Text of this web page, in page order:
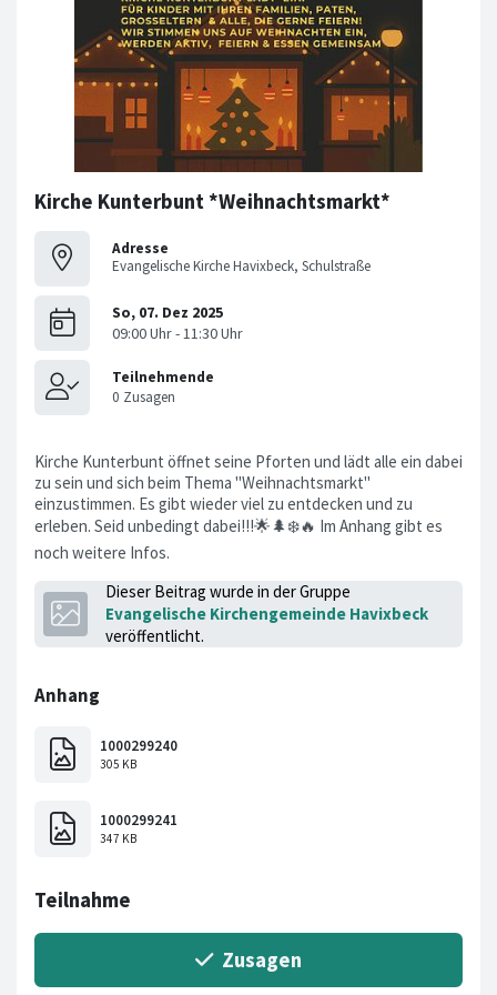
Kirche Kunterbunt *Weihnachtsmarkt*
Adresse
Evangelische Kirche Havixbeck, Schulstraße
Kirche Kunterbunt öffnet seine Pforten und lädt alle ein dabei
zu sein und sich beim Thema "Weihnachtsmarkt"
einzustimmen. Es gibt wieder viel zu entdecken und zu
erleben. Seid unbedingt dabei!!!🌟🌲❄️🔥 Im Anhang gibt es
noch weitere Infos.
Dieser Beitrag wurde in der Gruppe
Evangelische Kirchengemeinde Havixbeck
veröffentlicht.